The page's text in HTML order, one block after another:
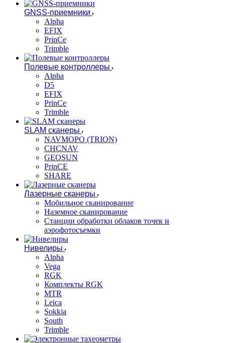
GNSS-приемники
Alpha
EFIX
PrinCe
Trimble
Полевые контроллеры
Alpha
D5
EFIX
PrinCe
Trimble
SLAM сканеры
NAVMOPO (TRION)
CHCNAV
GEOSUN
PrinCE
SHARE
Лазерные сканеры
Мобильное сканирование
Наземное сканирование
Станции обработки облаков точек и
аэрофотосъемки
Нивелиры
Alpha
Vega
RGK
Комплекты RGK
MTR
Leica
Sokkia
South
Trimble